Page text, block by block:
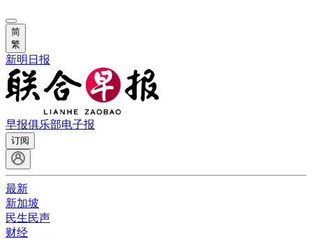
简
繁
新明日报
早报俱乐部电子报
订阅
最新
新加坡
民生民声
财经